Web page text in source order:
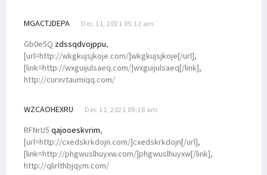
MGACTJDEPA Dec 11, 2021 05:12 am
Gb0e5Q zdssqdvojppu,
[url=http://wkgkujsjkoje.com/]wkgkujsjkoje[/url],
[link=http://wxguijulsaeq.com/]wxguijulsaeq[/link],
http://curxvtaumiqq.com/
WZCAOHEXRU Dec 11, 2021 09:18 am
RFNrU5 qajooeskvrim,
[url=http://cxedskrkdojn.com/]cxedskrkdojn[/url],
[link=http://phgwuslhuyxw.com/]phgwuslhuyxw[/link],
http://qlirlthbjqym.com/